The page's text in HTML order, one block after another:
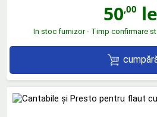
50,00
In stoc furnizor - Timp confirmare